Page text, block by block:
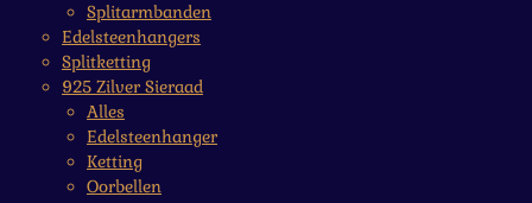
Splitarmbanden
Edelsteenhangers
Splitketting
925 Zilver Sieraad
Alles
Edelsteenhanger
Ketting
Oorbellen